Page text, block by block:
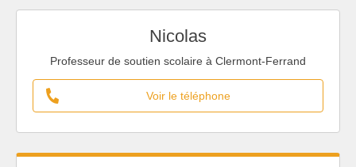
Nicolas
Professeur de soutien scolaire à Clermont-Ferrand
Voir le téléphone